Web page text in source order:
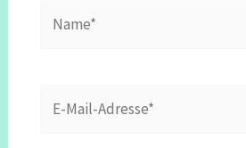
Mail-